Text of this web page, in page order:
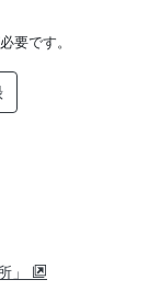
要です。
」